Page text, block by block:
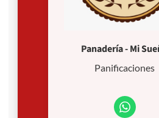
Panadería - Mi
Panificaciones